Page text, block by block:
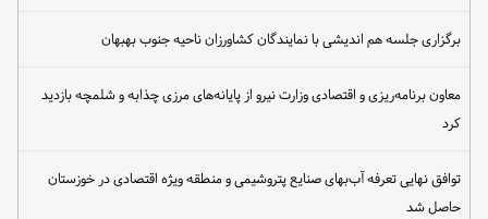
برگزاری جلسه هم اندیشی با نمایندگان کشاورزان ناحیه جنوب بهبهان
معاون برنامه‌ریزی و اقتصادی وزارت نیرو از پایانه‌های مرزی چذابه و شلمچه بازدید
کرد
توافق نهایی تعرفه آب‌بهای صنایع پتروشیمی و منطقه ویژه اقتصادی در خوزستان
حاصل شد